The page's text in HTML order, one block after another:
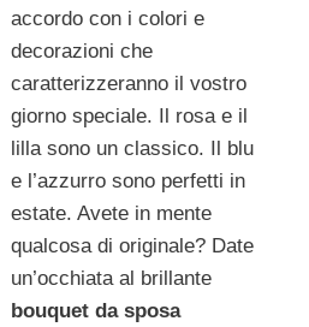
accordo con i colori e
decorazioni che
caratterizzeranno il vostro
giorno speciale. Il rosa e il
lilla sono un classico. Il blu
e l’azzurro sono perfetti in
estate. Avete in mente
qualcosa di originale? Date
un’occhiata al brillante
bouquet da sposa